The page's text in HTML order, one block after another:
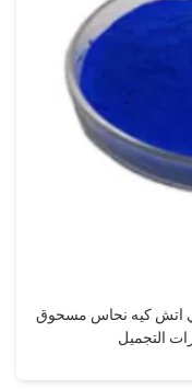
اتش كيه نحاس مسحوق
التجميل